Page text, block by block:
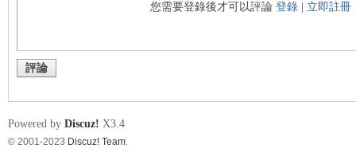
您需要登錄後才可以評論登錄 立即註冊
評論
Powered by Discuz! X3.4
© 2001-2023 Discuz! Team.